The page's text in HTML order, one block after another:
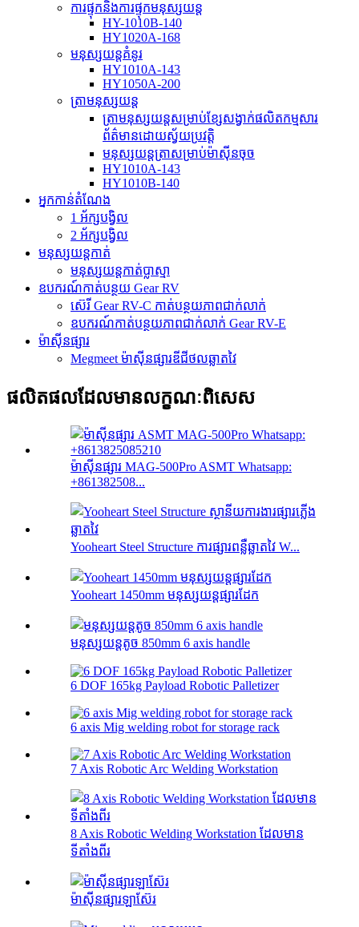
ការផ្ទុកនិងការផ្ទុកមនុស្សយន្ត
HY-1010B-140
HY1020A-168
មនុស្សយន្តគំនូរ
HY1010A-143
HY1050A-200
ត្រាមនុស្សយន្ត
ត្រាមនុស្សយន្តសម្រាប់ខ្សែសង្វាក់ផលិតកម្មសារ
ព័ត៌មានដោយស្វ័យប្រវត្តិ
មនុស្សយន្តត្រាសម្រាប់ម៉ាស៊ីនចុច
HY1010A-143
HY1010B-140
អ្នកកាន់តំណែង
1 អ័ក្សបង្វិល
2 អ័ក្សបង្វិល
មនុស្សយន្តកាត់
មនុស្សយន្តកាត់ប្លាស្មា
ឧបករណ៍កាត់បន្ថយ Gear RV
ស៊េរី Gear RV-C កាត់បន្ថយភាពជាក់លាក់
ឧបករណ៍កាត់បន្ថយភាពជាក់លាក់ Gear RV-E
ម៉ាស៊ីនផ្សារ
Megmeet ម៉ាស៊ីនផ្សារឌីជីថលឆ្លាតវៃ
ផលិតផលដែលមានលក្ខណៈពិសេស
ម៉ាស៊ីនផ្សារ MAG-500Pro ASMT Whatsapp:
+861382508...
Yooheart Steel Structure ការផ្សារពន្លឺឆ្លាតវៃ W...
Yooheart 1450mm មនុស្សយន្តផ្សារដែក
មនុស្សយន្តតូច 850mm 6 axis handle
6 DOF 165kg Payload Robotic Palletizer
6 axis Mig welding robot for storage rack
7 Axis Robotic Arc Welding Workstation
8 Axis Robotic Welding Workstation ដែលមាន
ទីតាំងពីរ
ម៉ាស៊ីនផ្សារឡាស៊ែរ